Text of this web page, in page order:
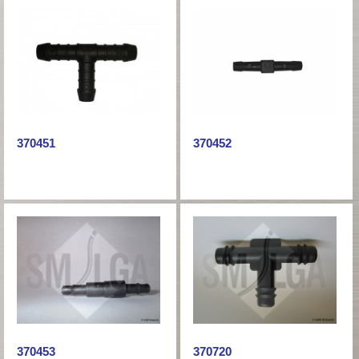
370451 370452
370453 370720